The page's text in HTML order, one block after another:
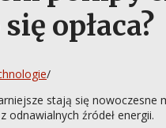
opłaca?
/
stają się nowoczesne
odnawialnych źródeł energii.